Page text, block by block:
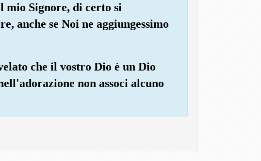
mio Signore, di certo si
anche se Noi ne aggiungessimo
che il vostro Dio è un Dio
non associ alcuno